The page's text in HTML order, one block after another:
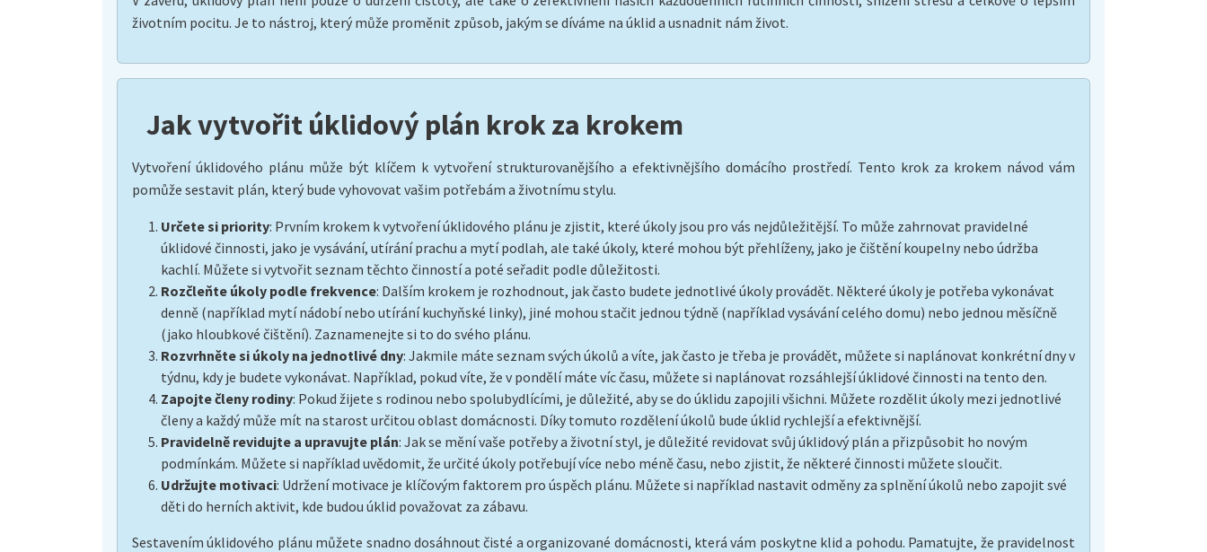
životním pocitu. Je to nástroj, který může proměnit způsob, jakým se díváme na úklid a usnadnit nám život.
Jak vytvořit úklidový plán krok za krokem
Vytvoření úklidového plánu může být klíčem k vytvoření strukturovanějšího a efektivnějšího domácího prostředí. Tento krok za krokem návod vám
pomůže sestavit plán, který bude vyhovovat vašim potřebám a životnímu stylu.
Určete si priority: Prvním krokem k vytvoření úklidového plánu je zjistit, které úkoly jsou pro vás nejdůležitější. To může zahrnovat pravidelné
úklidové činnosti, jako je vysávání, utírání prachu a mytí podlah, ale také úkoly, které mohou být přehlíženy, jako je čištění koupelny nebo údržba
kachlí. Můžete si vytvořit seznam těchto činností a poté seřadit podle důležitosti.
Rozčleňte úkoly podle frekvence: Dalším krokem je rozhodnout, jak často budete jednotlivé úkoly provádět. Některé úkoly je potřeba vykonávat
denně (například mytí nádobí nebo utírání kuchyňské linky), jiné mohou stačit jednou týdně (například vysávání celého domu) nebo jednou měsíčně
(jako hloubkové čištění). Zaznamenejte si to do svého plánu.
Rozvrhněte si úkoly na jednotlivé dny: Jakmile máte seznam svých úkolů a víte, jak často je třeba je provádět, můžete si naplánovat konkrétní dny v
týdnu, kdy je budete vykonávat. Například, pokud víte, že v pondělí máte víc času, můžete si naplánovat rozsáhlejší úklidové činnosti na tento den.
Zapojte členy rodiny: Pokud žijete s rodinou nebo spolubydlícími, je důležité, aby se do úklidu zapojili všichni. Můžete rozdělit úkoly mezi jednotlivé
členy a každý může mít na starost určitou oblast domácnosti. Díky tomuto rozdělení úkolů bude úklid rychlejší a efektivnější.
Pravidelně revidujte a upravujte plán: Jak se mění vaše potřeby a životní styl, je důležité revidovat svůj úklidový plán a přizpůsobit ho novým
podmínkám. Můžete si například uvědomit, že určité úkoly potřebují více nebo méně času, nebo zjistit, že některé činnosti můžete sloučit.
Udržujte motivaci: Udržení motivace je klíčovým faktorem pro úspěch plánu. Můžete si například nastavit odměny za splnění úkolů nebo zapojit své
děti do herních aktivit, kde budou úklid považovat za zábavu.
Sestavením úklidového plánu můžete snadno dosáhnout čisté a organizované domácnosti, která vám poskytne klid a pohodu. Pamatujte, že pravidelnost